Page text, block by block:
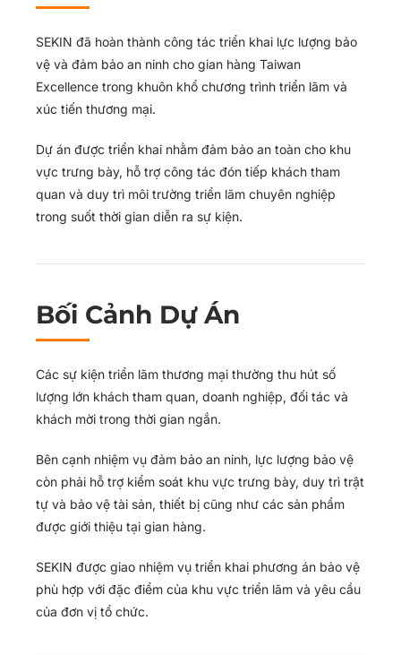
SEKIN đã hoàn thành công tác triển khai lực lượng bảo
vệ và đảm bảo an ninh cho gian hàng Taiwan
Excellence trong khuôn khổ chương trình triển lãm và
xúc tiến thương mại.
Dự án được triển khai nhằm đảm bảo an toàn cho khu
vực trưng bày, hỗ trợ công tác đón tiếp khách tham
quan và duy trì môi trường triển lãm chuyên nghiệp
trong suốt thời gian diễn ra sự kiện.
Bối Cảnh Dự Án
Các sự kiện triển lãm thương mại thường thu hút số
lượng lớn khách tham quan, doanh nghiệp, đối tác và
khách mời trong thời gian ngắn.
Bên cạnh nhiệm vụ đảm bảo an ninh, lực lượng bảo vệ
còn phải hỗ trợ kiểm soát khu vực trưng bày, duy trì trật
tự và bảo vệ tài sản, thiết bị cũng như các sản phẩm
được giới thiệu tại gian hàng.
SEKIN được giao nhiệm vụ triển khai phương án bảo vệ
phù hợp với đặc điểm của khu vực triển lãm và yêu cầu
của đơn vị tổ chức.